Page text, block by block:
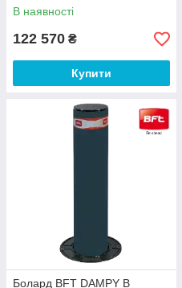
В наявності
122 570 ₴
Купити
Болард BFT DAMPY B